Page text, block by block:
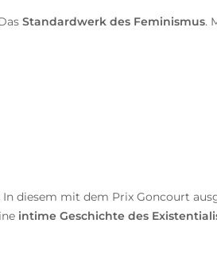
Standardwerk des Feminismus.
In diesem mit dem Prix Goncourt
intime Geschichte des